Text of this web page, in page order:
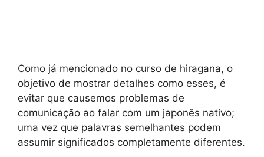
Como já mencionado no curso de hiragana, o
objetivo de mostrar detalhes como esses, é
evitar que causemos problemas de
comunicação ao falar com um japonês nativo;
uma vez que palavras semelhantes podem
assumir significados completamente diferentes.